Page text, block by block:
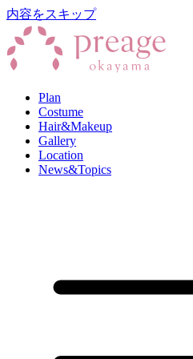
内容をスキップ
Plan
Costume
Hair&Makeup
Gallery
Location
News&Topics